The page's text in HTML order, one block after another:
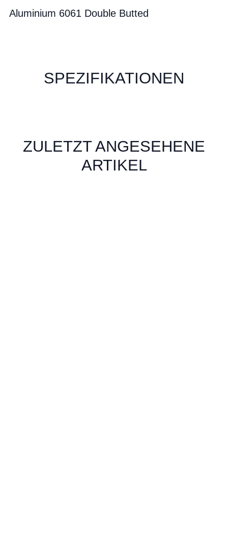
Aluminium 6061 Double Butted
SPEZIFIKATIONEN
ZULETZT ANGESEHENE
ARTIKEL